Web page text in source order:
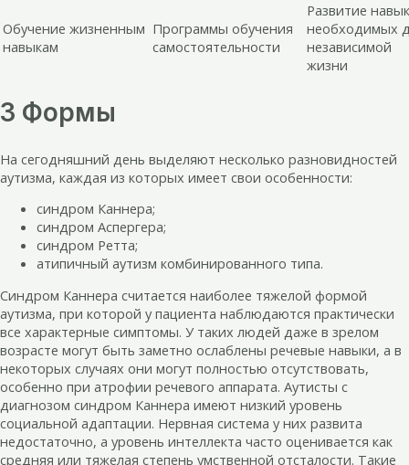
Обучение жизненным
навыкам
Программы обучения
самостоятельности
Развитие
необходимых
независимой
жизни
3 Формы
На сегодняшний день выделяют несколько разновидностей
аутизма, каждая из которых имеет свои особенности:
синдром Каннера;
синдром Аспергера;
синдром Ретта;
атипичный аутизм комбинированного типа.
Синдром Каннера считается наиболее тяжелой формой
аутизма, при которой у пациента наблюдаются практически
все характерные симптомы. У таких людей даже в зрелом
возрасте могут быть заметно ослаблены речевые навыки, а в
некоторых случаях они могут полностью отсутствовать,
особенно при атрофии речевого аппарата. Аутисты с
диагнозом синдром Каннера имеют низкий уровень
социальной адаптации. Нервная система у них развита
недостаточно, а уровень интеллекта часто оценивается как
средняя или тяжелая степень умственной отсталости. Такие